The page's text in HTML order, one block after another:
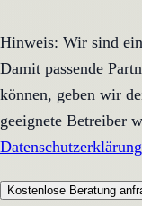
Hinweis: Wir sind
Damit passende
können, geben wir
geeignete Betreiber
Datenschutzerklärung
Kostenlose Beratung